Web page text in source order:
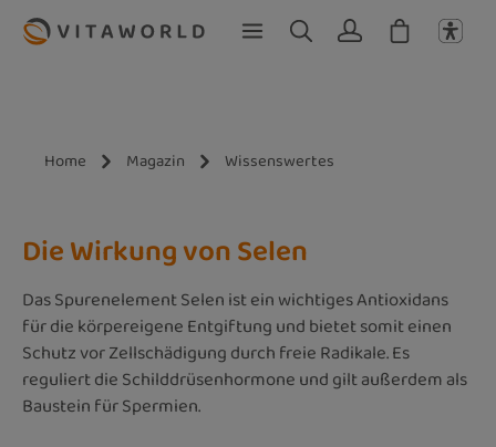
Zum Hauptinhalt springen
Home Magazin Wissenswertes
Die Wirkung von Selen
Das Spurenelement Selen ist ein wichtiges Antioxidans
für die körpereigene Entgiftung und bietet somit einen
Schutz vor Zellschädigung durch freie Radikale. Es
reguliert die Schilddrüsenhormone und gilt außerdem als
Baustein für Spermien.